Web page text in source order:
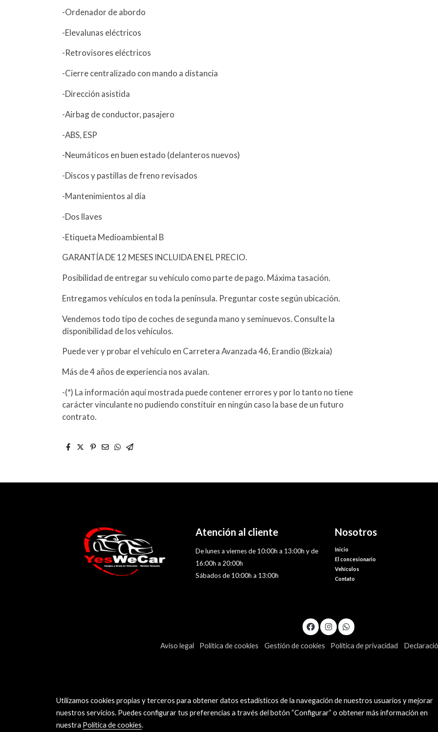
-Ordenador de abordo
-Elevalunas eléctricos
-Retrovisores eléctricos
-Cierre centralizado con mando a distancia
-Dirección asistida
-Airbag de conductor, pasajero
-ABS, ESP
-Neumáticos en buen estado (delanteros nuevos)
-Discos y pastillas de freno revisados
-Mantenimientos al día
-Dos llaves
-Etiqueta Medioambiental B
GARANTÍA DE 12 MESES INCLUIDA EN EL PRECIO.
Posibilidad de entregar su vehículo como parte de pago. Máxima tasación.
Entregamos vehículos en toda la península. Preguntar coste según ubicación.
Vendemos todo tipo de coches de segunda mano y seminuevos. Consulte la
disponibilidad de los vehículos.
Puede ver y probar el vehículo en Carretera Avanzada 46, Erandio (Bizkaia)
Más de 4 años de experiencia nos avalan.
-(*) La información aquí mostrada puede contener errores y por lo tanto no tiene
carácter vinculante no pudiendo constituir en ningún caso la base de un futuro
contrato.
Atención al cliente
De lunes a viernes de 10:00h a 13:00h y de
16:00h a 20:00h
Sábados de 10:00h a 13:00h
Nosotros
Inicio
El concesionario
Vehículos
Contato
Aviso legal Política de cookies Gestión de cookies Política de privacidad
Utilizamos cookies propias y terceros para obtener datos estadísticos de la navegación de nuestros usuarios y mejorar
nuestros servicios. Puedes configurar tus preferencias a través del botón “Configurar” o obtener más información en
nuestra Política de cookies.